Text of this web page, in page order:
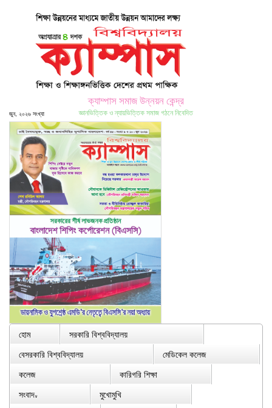
ক্যাম্পাস সমাজ উন্নয়ন কেন্দ্র
জ্ঞানভিত্তিক ও ন্যায়ভিত্তিক সমাজ গঠনে নিবেদিত
জুন, ২০২৬ সংখ্যা
হোম
সরকারি বিশ্ববিদ্যালয়
বেসরকারি বিশ্ববিদ্যালয়
মেডিকেল কলেজ
কলেজ
কারিগরি শিক্ষা
সংবাদ∨
মুখোমুখি